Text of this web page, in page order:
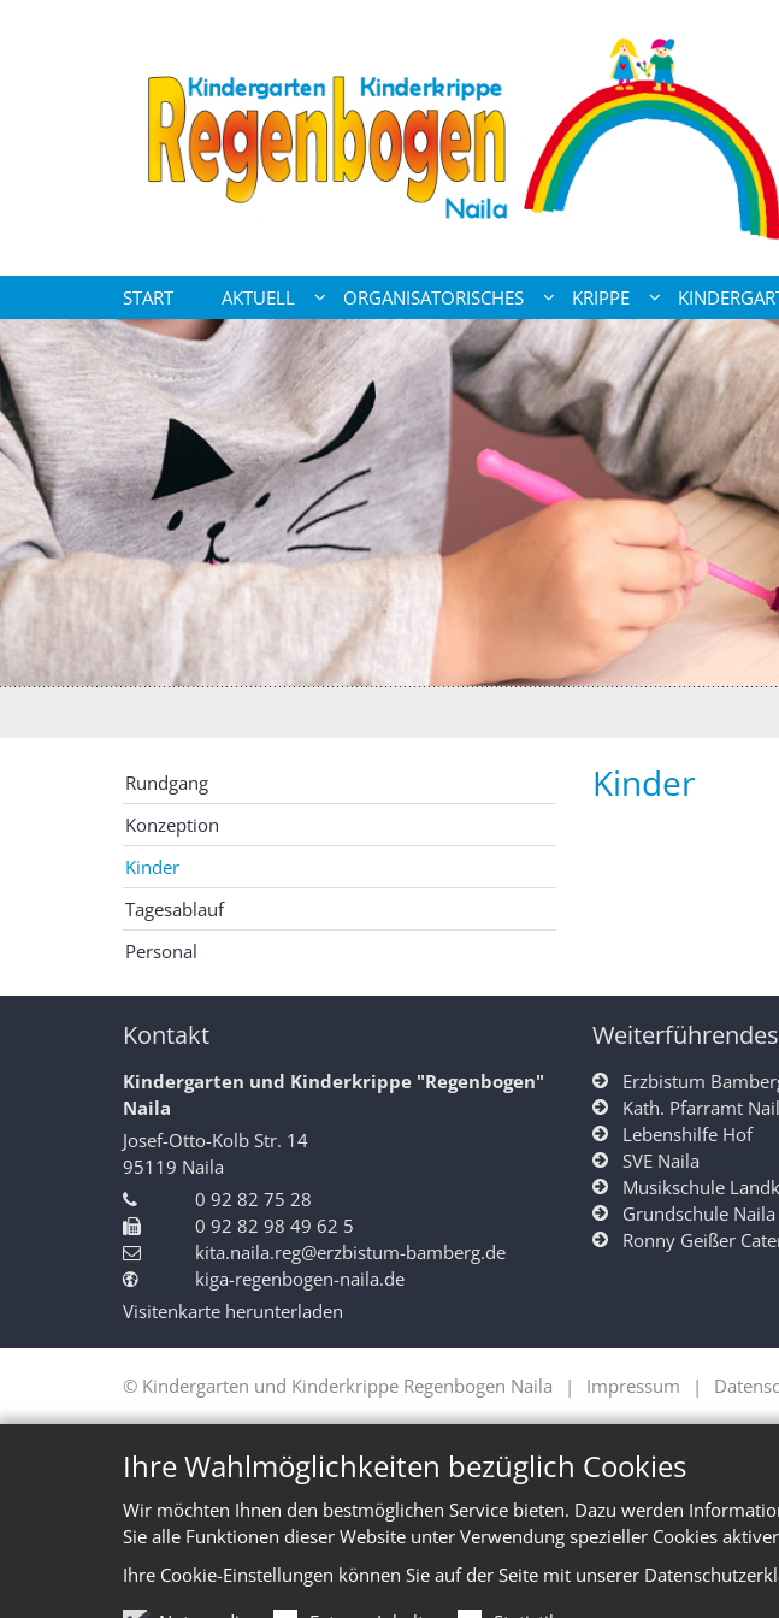
Ihre Wahlmöglichkeiten bezüglich Cookies
Wir möchten Ihnen den bestmöglichen Service bieten. Dazu werden
Sie alle Funktionen dieser Website unter Verwendung spezieller Cookies
Ihre Cookie-Einstellungen können Sie auf der Seite mit unserer
START AKTUELL ORGANISATORISCHES KRIPPE
Kinder
Rundgang
Konzeption
Kinder
Tagesablauf
Personal
Kontakt
Kindergarten und Kinderkrippe "Regenbogen"
Naila
Josef-Otto-Kolb Str. 14
95119 Naila
0 92 82 75 28
0 92 82 98 49 62 5
kita.naila.reg@erzbistum-bamberg.de
kiga-regenbogen-naila.de
Visitenkarte herunterladen
Weiterführendes
Erzbistum
Kath. Pfarramt
Lebenshilfe Hof
SVE Naila
Musikschule
Grundschule Naila
Ronny Geißer
© Kindergarten und Kinderkrippe Regenbogen Naila Impressum